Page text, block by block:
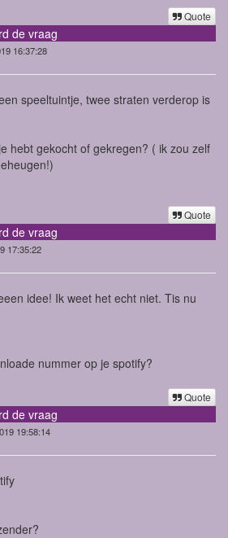
Quote
de vraag
16:37:28
speeltuintje, twee straten verderop is
hebt gekocht of gekregen? ( ik zou zelf
Quote
de vraag
17:35:22
idee! Ik weet het echt niet. Tis nu
nummer op je spotify?
Quote
de vraag
19:58:14